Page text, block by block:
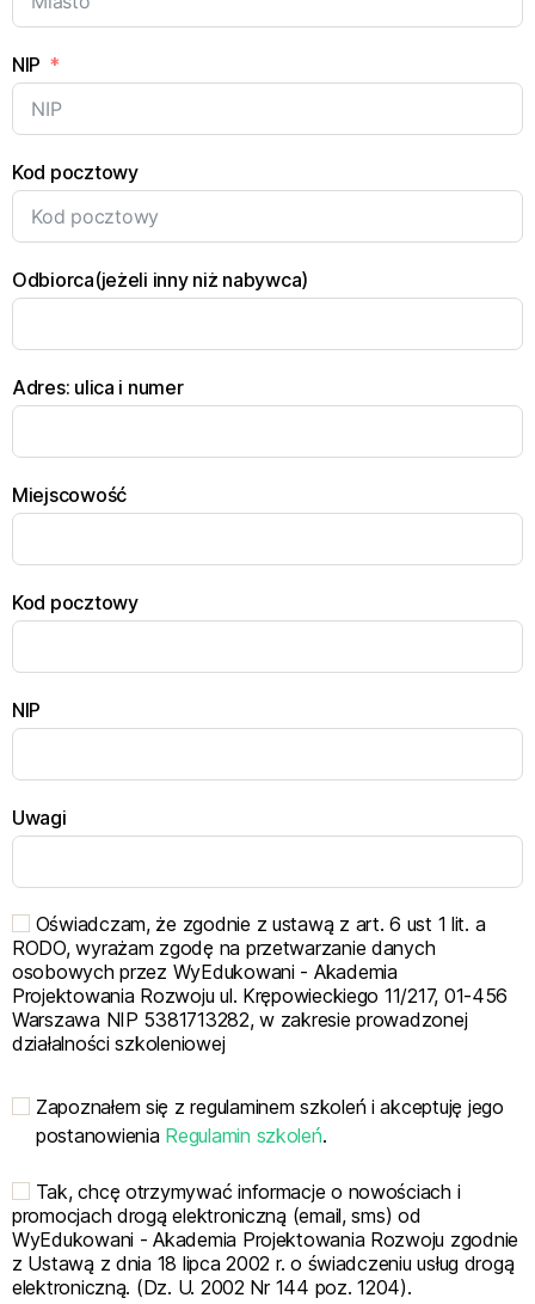
NIP
Kod pocztowy
Odbiorca(jeżeli inny niż nabywca)
Adres: ulica i numer
Miejscowość
Kod pocztowy
NIP
Uwagi
Oświadczam, że zgodnie z ustawą z art. 6 ust 1 lit. a
RODO, wyrażam zgodę na przetwarzanie danych
osobowych przez WyEdukowani - Akademia
Projektowania Rozwoju ul. Krępowieckiego 11/217, 01-456
Warszawa NIP 5381713282, w zakresie prowadzonej
działalności szkoleniowej
Zapoznałem się z regulaminem szkoleń i akceptuję jego
postanowienia Regulamin szkoleń.
Tak, chcę otrzymywać informacje o nowościach i
promocjach drogą elektroniczną (email, sms) od
WyEdukowani - Akademia Projektowania Rozwoju zgodnie
z Ustawą z dnia 18 lipca 2002 r. o świadczeniu usług drogą
elektroniczną. (Dz. U. 2002 Nr 144 poz. 1204).